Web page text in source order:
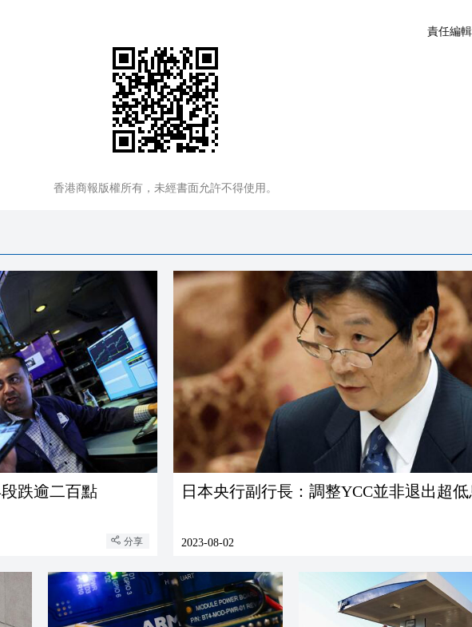
責任編
香港商報版權所有，未經書面允許不得使用。
跌逾二百點
分享
日本央行副行長：調整YCC並非退出超
2023-08-02